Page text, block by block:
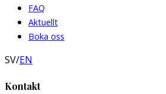
FAQ
Aktuellt
Boka oss
SV/EN
Kontakt